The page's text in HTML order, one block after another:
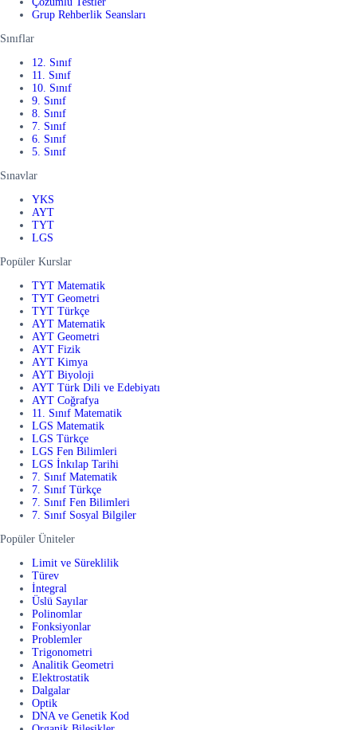
Grup Rehberlik Seansları
Sınıflar
12. Sınıf
11. Sınıf
10. Sınıf
9. Sınıf
8. Sınıf
7. Sınıf
6. Sınıf
5. Sınıf
Sınavlar
YKS
AYT
TYT
LGS
Popüler Kurslar
TYT Matematik
TYT Geometri
TYT Türkçe
AYT Matematik
AYT Geometri
AYT Fizik
AYT Kimya
AYT Biyoloji
AYT Türk Dili ve Edebiyatı
AYT Coğrafya
11. Sınıf Matematik
LGS Matematik
LGS Türkçe
LGS Fen Bilimleri
LGS İnkılap Tarihi
7. Sınıf Matematik
7. Sınıf Türkçe
7. Sınıf Fen Bilimleri
7. Sınıf Sosyal Bilgiler
Popüler Üniteler
Limit ve Süreklilik
Türev
İntegral
Üslü Sayılar
Polinomlar
Fonksiyonlar
Problemler
Trigonometri
Analitik Geometri
Elektrostatik
Dalgalar
Optik
DNA ve Genetik Kod